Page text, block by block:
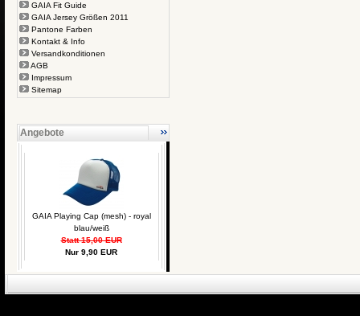
GAIA Fit Guide
GAIA Jersey Größen 2011
Pantone Farben
Kontakt & Info
Versandkonditionen
AGB
Impressum
Sitemap
Angebote
GAIA Playing Cap (mesh) - royal
blau/weiß
Statt 15,00 EUR
Nur 9,90 EUR